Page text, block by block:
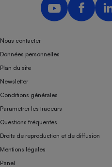
Nous contacter
Données personnelles
Plan du site
Newsletter
Conditions générales
Paramétrer les traceurs
Questions fréquentes
Droits de reproduction et de diffusion
Mentions légales
Panel